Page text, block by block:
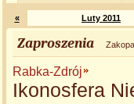
« Luty 2011
Zaproszenia
Rabka-Zdrój
Ikonosfera